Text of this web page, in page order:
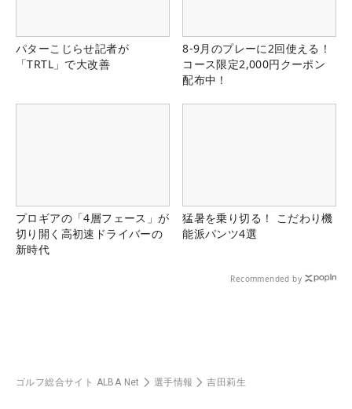
パターこじらせ記者が
「TRTL」で大改善
8-9月のプレーに2回使える！
コース限定2,000円クーポン
配布中！
プロギアの「4層フェース」が
切り開く高初速ドライバーの
新時代
猛暑を乗り切る！ こだわり機
能派パンツ4選
Recommended by
ゴルフ総合サイト ALBA Net 選手情報 吉田莉生